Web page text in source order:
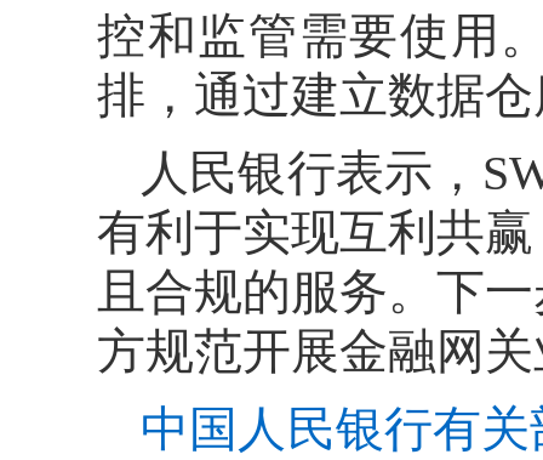
控和监管需要使用
排，通过建立数据
人民银行表示，
有利于实现互利共
且合规的服务。下
方规范开展金融网
中国人民银行有